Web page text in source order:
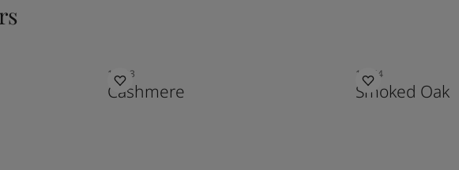
10683
Cashmere
10964
Smoked Oak